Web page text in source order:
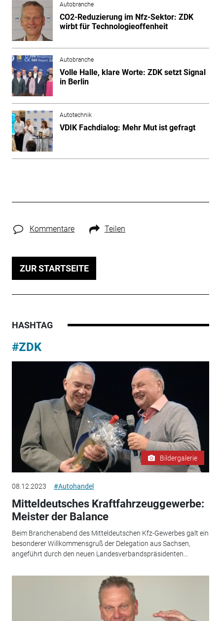
Autobranche
CO2-Reduzierung im Nfz-Sektor: ZDK
wirbt für Technologieoffenheit
Autobranche
Volle Halle, klare Worte: ZDK setzt Signal
in Berlin
Autotechnik
VDIK Fachdialog: Mehr Mut ist gefragt
Kommentare Teilen
ZUR STARTSEITE
HASHTAG
#ZDK
Bildergalerie
08.12.2023 #Autohandel
Mitteldeutsches Kraftfahrzeuggewerbe:
Meister der Balance
Beim Branchenabend des Mitteldeutschen Kfz-Gewerbes galt ein
besonderer Willkommensgruß der Delegation aus Sachsen,
angeführt durch den neuen Landesverbandspräsidenten...